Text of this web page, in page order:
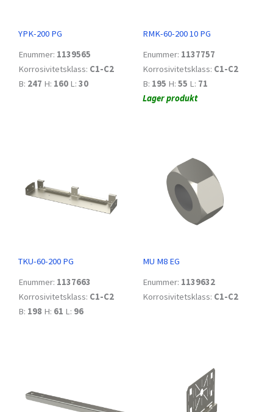
YPK-200 PG
Enummer: 1139565
Korrosivitetsklass: C1-C2
B: 247 H: 160 L: 30
RMK-60-200 10 PG
Enummer: 1137757
Korrosivitetsklass: C1-C2
B: 195 H: 55 L: 71
Lager produkt
TKU-60-200 PG
Enummer: 1137663
Korrosivitetsklass: C1-C2
B: 198 H: 61 L: 96
MU M8 EG
Enummer: 1139632
Korrosivitetsklass: C1-C2